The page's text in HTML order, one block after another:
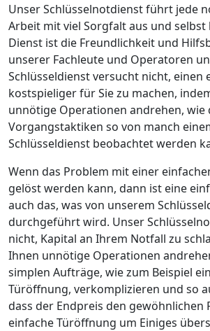
Unser Schlüsselnotdienst führt jede
Arbeit mit viel Sorgfalt aus und selbst
Dienst ist die Freundlichkeit und
unserer Fachleute und Operatoren
Schlüsseldienst versucht nicht, einen
kostspieliger für Sie zu machen,
unnötige Operationen andrehen, wie
Vorgangstaktiken so von manch
Schlüsseldienst beobachtet werden
Wenn das Problem mit einer
gelöst werden kann, dann ist eine
auch das, was von unserem
durchgeführt wird. Unser
nicht, Kapital an Ihrem Notfall zu
Ihnen unnötige Operationen
simplen Aufträge, wie zum Beispiel
Türöffnung, verkomplizieren und so
dass der Endpreis den gewöhnlichen
einfache Türöffnung um Einiges